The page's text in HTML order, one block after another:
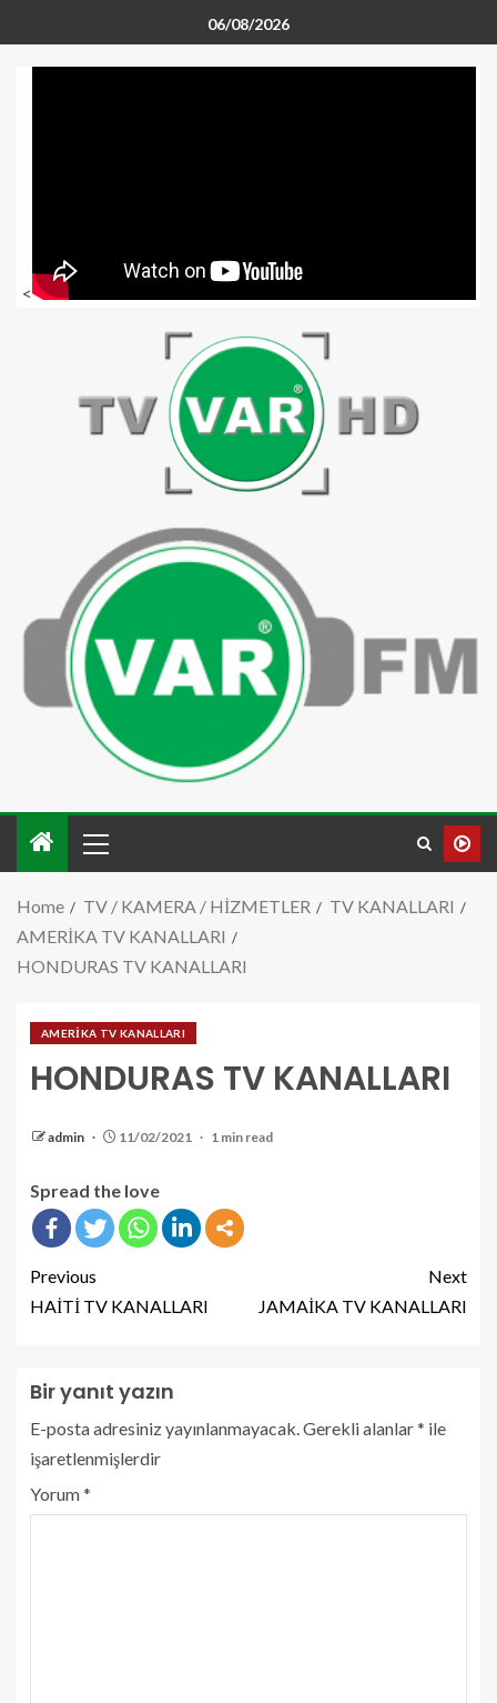
06/08/2026
<
Home TV / KAMERA / HİZMETLER
TV KANALLARI
AMERİKA TV KANALLARI
HONDURAS TV KANALLARI
AMERİKA TV KANALLARI
HONDURAS TV KANALLARI
admin 11/02/2021 1 min read
Spread the love
Previous
HAİTİ TV KANALLARI
Next
JAMAİKA TV KANALLARI
Bir yanıt yazın
E-posta adresiniz yayınlanmayacak.Gerekli alanlar* ile
işaretlenmişlerdir
Yorum*